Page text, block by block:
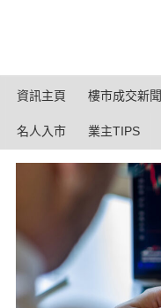
資訊主頁 樓市成交新聞
名人入市 業主TIPS